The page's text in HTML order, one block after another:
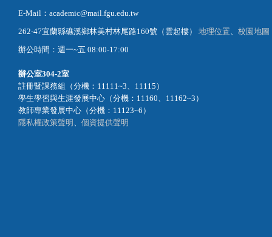
E-Mail：academic@mail.fgu.edu.tw
262-47宜蘭縣礁溪鄉林美村林尾路160號（雲起樓） 地理位置、 校園地圖
辦公時間：週一~五 08:00-17:00
辦公室304-2室
註冊暨課務組（分機：11111~3、11115）
學生學習與生涯發展中心（分機：11160、11162~3）
教師專業發展中心（分機：11123~6）
隱私權政策聲明 、 個資提供聲明